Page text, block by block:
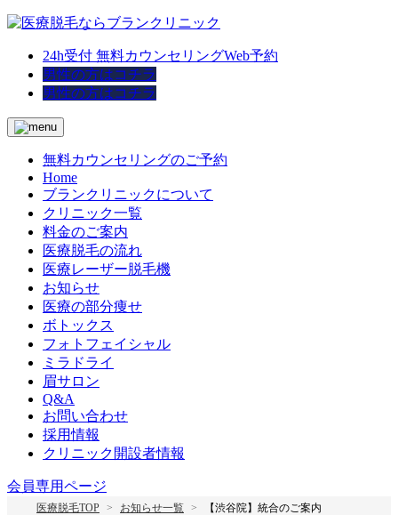
24h受付 無料カウンセリングWeb予約
男性の方はコチラ
男性の方はコチラ
無料カウンセリングのご予約
Home
ブランクリニックについて
クリニック一覧
料金のご案内
医療脱毛の流れ
医療レーザー脱毛機
お知らせ
医療の部分痩せ
ボトックス
フォトフェイシャル
ミラドライ
眉サロン
Q&A
お問い合わせ
採用情報
クリニック開設者情報
会員専用ページ
医療脱毛TOP お知らせ一覧 【渋谷院】統合のご案内